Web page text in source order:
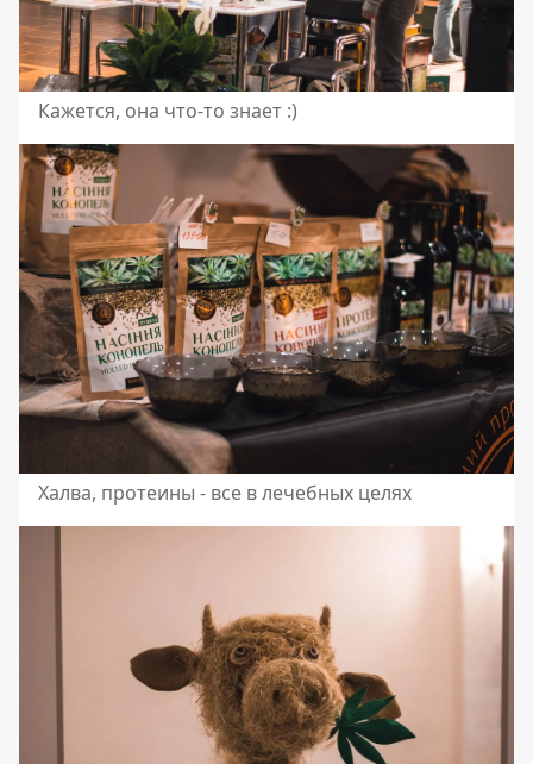
Кажется, она что-то знает :)
Халва, протеины - все в лечебных целях